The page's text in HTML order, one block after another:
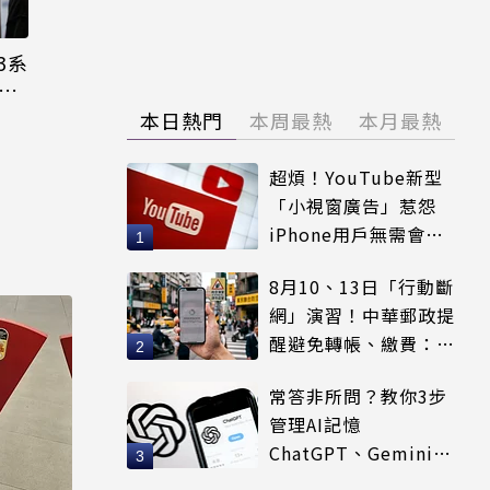
系
本日熱門
本周最熱 本月最熱
超煩！YouTube新型
「小視窗廣告」惹怨
iPhone用戶無需會員
8月10、13日「行動斷
網」演習！中華郵政提
醒避免轉帳、繳費：務
常答非所問？教你3步
管理AI記憶
ChatGPT、Gemini都